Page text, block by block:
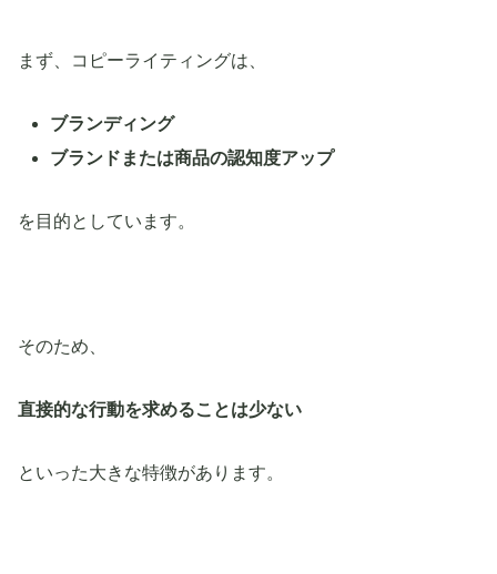
まず、コピーライティングは、
ブランディング
ブランドまたは商品の認知度アップ
を目的としています。
そのため、
直接的な行動を求めることは少ない
といった大きな特徴があります。